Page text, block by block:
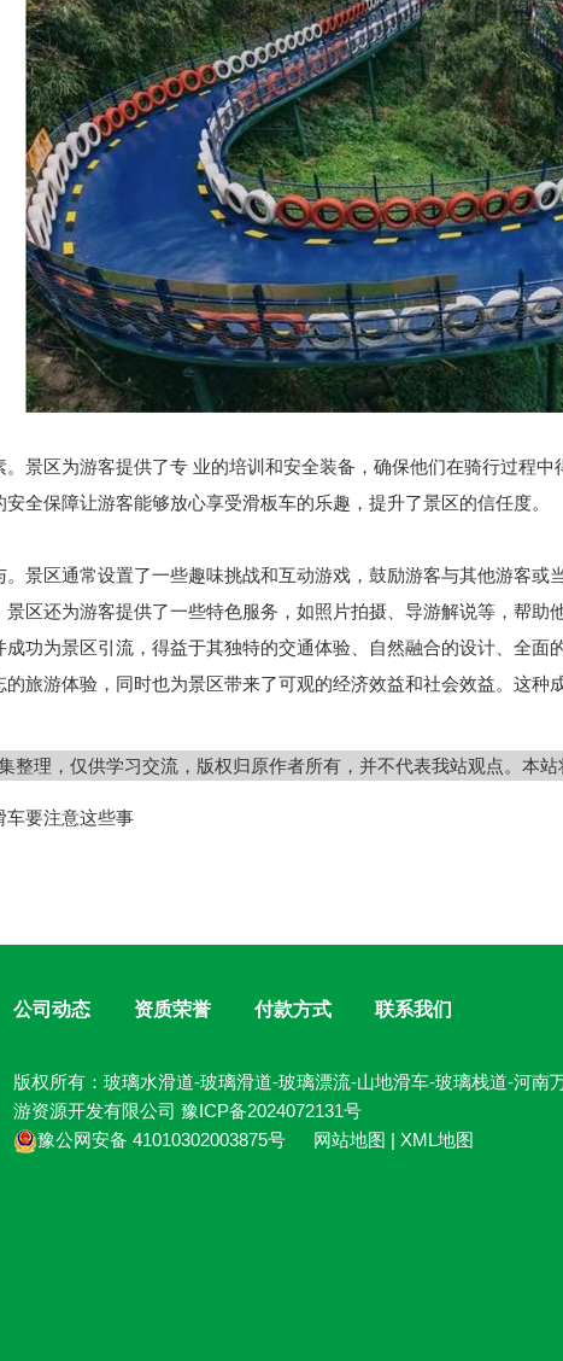
景区为游客提供了专 业的培训和安全装备，确保他们在骑行过程
全保障让游客能够放心享受滑板车的乐趣，提升了景区的信任度。
景区通常设置了一些趣味挑战和互动游戏，鼓励游客与其他游客
区还为游客提供了一些特色服务，如照片拍摄、导游解说等，帮助
功为景区引流，得益于其独特的交通体验、自然融合的设计、全
旅游体验，同时也为景区带来了可观的经济效益和社会效益。这种
整理，仅供学习交流，版权归原作者所有，并不代表我站观点。本
车要注意这些事
公司动态 资质荣誉 付款方式 联系我们
版权所有：玻璃水滑道-玻璃滑道-玻璃漂流-山地滑车-玻璃栈道-河南
游资源开发有限公司 豫ICP备2024072131号
豫公网安备 41010302003875号
网站地图 | XML地图